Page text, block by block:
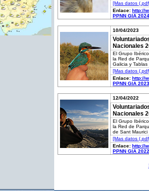
[Mas datos
Enlace: http://
PPNN GIA
10/04/2023
Nacionales
El Grupo
la Red de
Galicia y
[Mas datos
Enlace: http://
PPNN GIA
12/04/2022
Nacionales
El Grupo
la Red de
de Sant
[Mas datos
Enlace: http://
PPNN GIA